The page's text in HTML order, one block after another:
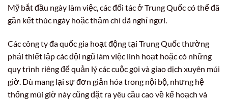
Mỹ bắt đầu ngày làm việc, các đối tác ở Trung Quốc có thể đã
gần kết thúc ngày hoặc thậm chí đã nghỉ ngơi.
Các công ty đa quốc gia hoạt động tại Trung Quốc thường
phải thiết lập các đội ngũ làm việc linh hoạt hoặc có những
quy trình riêng để quản lý các cuộc gọi và giao dịch xuyên múi
giờ. Dù mang lại sự đơn giản hóa trong nội bộ, nhưng hệ
thống múi giờ này cũng đặt ra yêu cầu cao về kế hoạch và